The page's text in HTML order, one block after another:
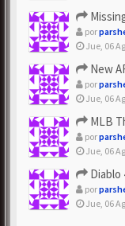
Missing
por
Jue, 06
New
por
Jue, 06
MLB The
por
Jue, 06
Diablo 4
por
Jue, 06